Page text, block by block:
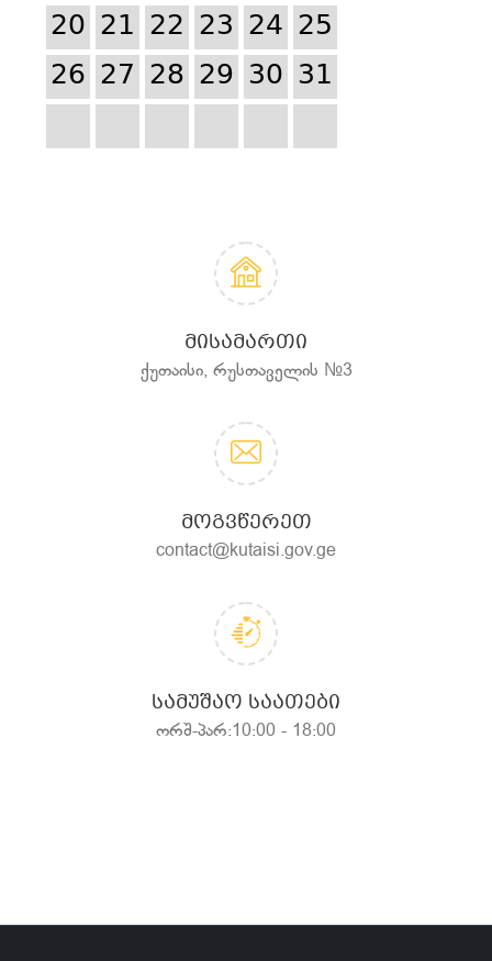
20 21 22 23 24 25
26 27 28 29 30 31
ᲛᲘᲡᲐᲛᲐᲠᲗᲘ
ქუთაისი, რუსთაველის №3
ᲛᲝᲒᲕᲬᲔᲠᲔᲗ
contact@kutaisi.gov.ge
ᲡᲐᲛᲣᲨᲐᲝ ᲡᲐᲐᲗᲔᲑᲘ
ორშ-პარ:10:00 - 18:00